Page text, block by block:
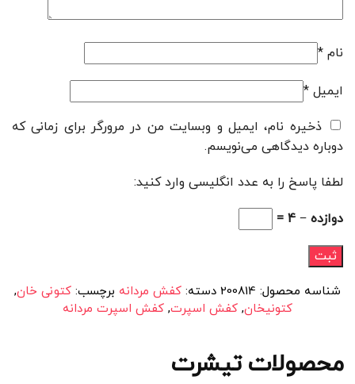
نام *
ایمیل *
ذخیره نام، ایمیل و وبسایت من در مرورگر برای زمانی که
دوباره دیدگاهی می‌نویسم.
لطفا پاسخ را به عدد انگلیسی وارد کنید:
دوازده − 4 =
شناسه محصول: 200814 دسته: کفش مردانه برچسب: کتونی خان,
کتونیخان, کفش اسپرت, کفش اسپرت مردانه
محصولات تیشرت